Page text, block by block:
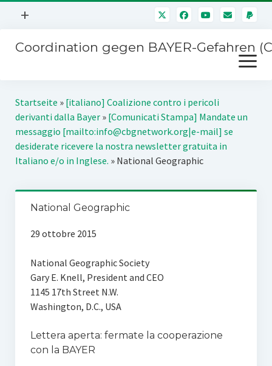
Menü
+
Mitmachen
Über uns
Kontakt
Impressum
Coordination gegen BAYER-Gefahren
Menü
öffnen
Kampagnen
BAYER-Hauptversammlungen
Stichwort BAYER
SPENDEN
Startseite » [italiano] Coalizione contro i pericoli
derivanti dalla Bayer» [Comunicati Stampa] Mandate un
messaggio [mailto:info@cbgnetwork.org|e-mail] se
desiderate ricevere la nostra newsletter gratuita in
Italiano e/o in Inglese. » National Geographic
National Geographic
29 ottobre 2015
National Geographic Society
Gary E. Knell, President and CEO
1145 17th Street N.W.
Washington, D.C., USA
Lettera aperta: fermate la cooperazione
con la BAYER